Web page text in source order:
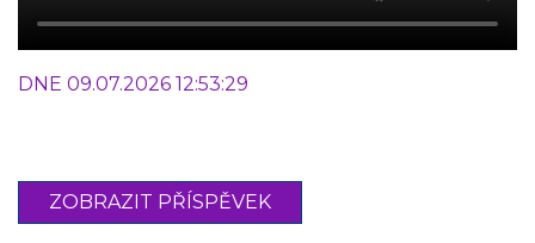
DNE 09.07.2026 12:53:29
ZOBRAZIT PŘÍSPĚVEK